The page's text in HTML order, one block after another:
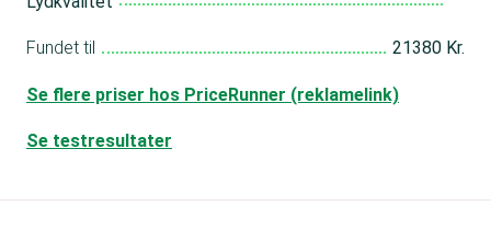
Fundet til 21380 Kr.
Se flere priser hos PriceRunner (reklamelink)
Se testresultater